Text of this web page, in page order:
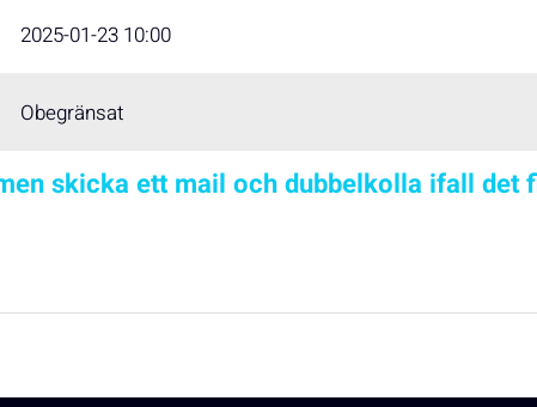
2025-01-23 10:00
Obegränsat
skicka ett mail och dubbelkolla ifall det